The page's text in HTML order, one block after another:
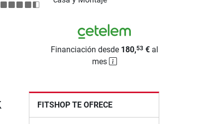
Financiación desde 180,53€al
mes
FITSHOP TE OFRECE